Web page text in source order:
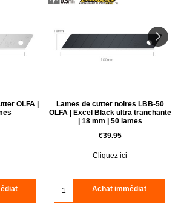
OLFA |
Lames de cutter noires LBB-50
OLFA | Excel Black ultra tranchante
| 18 mm | 50 lames
€39.95
Cliquez ici
Achat immédiat